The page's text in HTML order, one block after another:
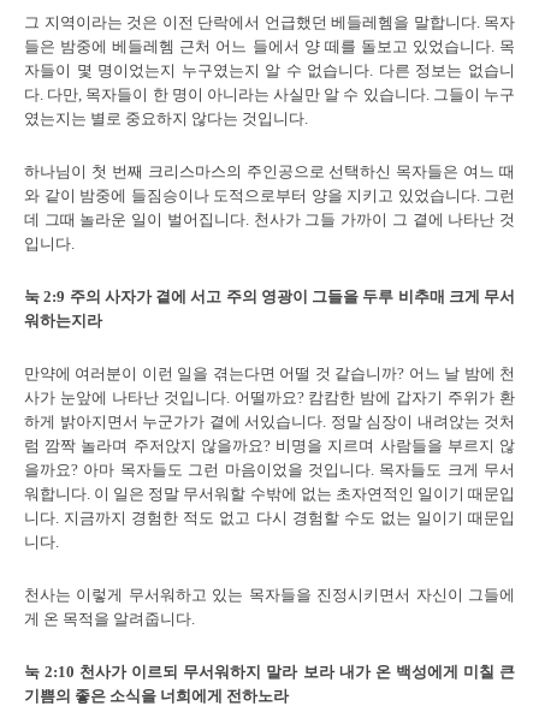
그 지역이라는 것은 이전 단락에서 언급했던 베들레헴을 말합니다. 목자
들은 밤중에 베들레헴 근처 어느 들에서 양 떼를 돌보고 있었습니다. 목
자들이 몇 명이었는지 누구였는지 알 수 없습니다. 다른 정보는 없습니
다. 다만, 목자들이 한 명이 아니라는 사실만 알 수 있습니다. 그들이 누구
였는지는 별로 중요하지 않다는 것입니다.
하나님이 첫 번째 크리스마스의 주인공으로 선택하신 목자들은 여느 때
와 같이 밤중에 들짐승이나 도적으로부터 양을 지키고 있었습니다. 그런
데 그때 놀라운 일이 벌어집니다. 천사가 그들 가까이 그 곁에 나타난 것
입니다.
눅2:9 주의 사자가 곁에 서고 주의 영광이 그들을 두루 비추매 크게 무서
워하는지라
만약에 여러분이 이런 일을 겪는다면 어떨 것 같습니까? 어느 날 밤에 천
사가 눈앞에 나타난 것입니다. 어떨까요? 캄캄한 밤에 갑자기 주위가 환
하게 밝아지면서 누군가가 곁에 서있습니다. 정말 심장이 내려앉는 것처
럼 깜짝 놀라며 주저앉지 않을까요? 비명을 지르며 사람들을 부르지 않
을까요? 아마 목자들도 그런 마음이었을 것입니다. 목자들도 크게 무서
워합니다. 이 일은 정말 무서워할 수밖에 없는 초자연적인 일이기 때문입
니다. 지금까지 경험한 적도 없고 다시 경험할 수도 없는 일이기 때문입
니다.
천사는 이렇게 무서워하고 있는 목자들을 진정시키면서 자신이 그들에
게 온 목적을 알려줍니다.
눅2:10 천사가 이르되 무서워하지 말라 보라 내가 온 백성에게 미칠 큰
기쁨의 좋은 소식을 너희에게 전하노라